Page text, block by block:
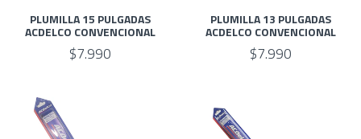
PLUMILLA 15 PULGADAS
ACDELCO CONVENCIONAL
$7.990
PLUMILLA 13 PULGADAS
ACDELCO CONVENCIONAL
$7.990